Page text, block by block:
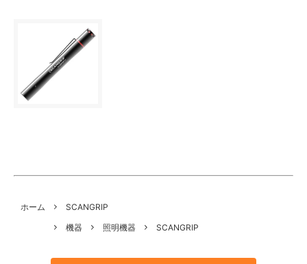
ホーム
SCANGRIP
機器
照明機器 SCANGRIP